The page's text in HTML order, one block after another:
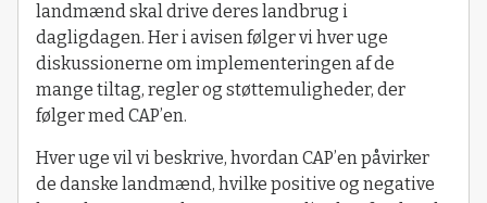
landmænd skal drive deres landbrug i
dagligdagen. Her i avisen følger vi hver uge
diskussionerne om implementeringen af de
mange tiltag, regler og støttemuligheder, der
følger med CAP’en.
Hver uge vil vi beskrive, hvordan CAP’en påvirker
de danske landmænd, hvilke positive og negative